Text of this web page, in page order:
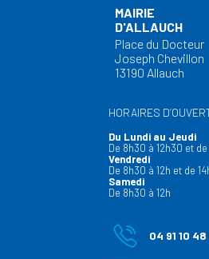
MAIRIE
D'ALLAUCH
Place du Docteur
Joseph Chevillon
13190 Allauch
HORAIRES
Du Lundi au Jeudi
De 8h30 à 12h30 et de
Vendredi
De 8h30 à 12h et de
Samedi
De 8h30 à 12h
04 91 10